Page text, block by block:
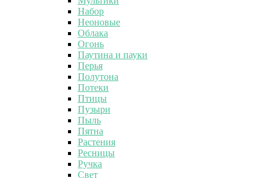
Набор
Неоновые
Облака
Огонь
Паутина и пауки
Перья
Полутона
Потеки
Птицы
Пузыри
Пыль
Пятна
Растения
Ресницы
Ручка
Свет